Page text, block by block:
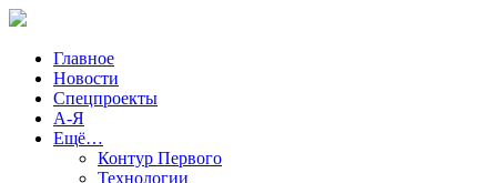
Главное
Новости
Спецпроекты
А-Я
Ещё…
Контур Первого
Технологии